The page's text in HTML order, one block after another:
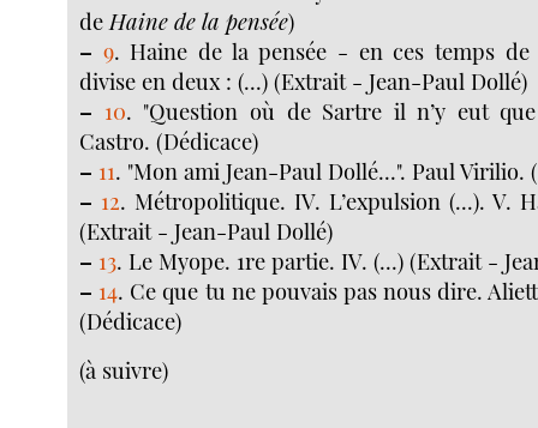
deHaine de la pensée)
– 9. Haine de la pensée - en ces temps de
divise en deux : (...) (Extrait - Jean-Paul Dollé)
– 10. "Question où de Sartre il n’y eut
Castro. (Dédicace)
– 11. "Mon ami Jean-Paul Dollé...". Paul Virilio.
– 12. Métropolitique. IV. L’expulsion (...). V.
(Extrait - Jean-Paul Dollé)
– 13. Le Myope. 1re partie. IV. (...) (Extrait -
– 14. Ce que tu ne pouvais pas nous dire.
(Dédicace)
(à suivre)